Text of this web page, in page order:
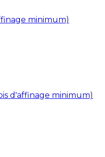
minimum)
d'affinage minimum)